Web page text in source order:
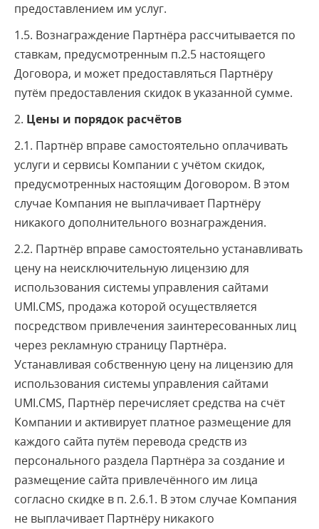
предоставлением им услуг.
1.5. Вознаграждение Партнёра рассчитывается по
ставкам, предусмотренным п.2.5 настоящего
Договора, и может предоставляться Партнёру
путём предоставления скидок в указанной сумме.
2. Цены и порядок расчётов
2.1. Партнёр вправе самостоятельно оплачивать
услуги и сервисы Компании с учётом скидок,
предусмотренных настоящим Договором. В этом
случае Компания не выплачивает Партнёру
никакого дополнительного вознаграждения.
2.2. Партнёр вправе самостоятельно устанавливать
цену на неисключительную лицензию для
использования системы управления сайтами
UMI.CMS, продажа которой осуществляется
посредством привлечения заинтересованных лиц
через рекламную страницу Партнёра.
Устанавливая собственную цену на лицензию для
использования системы управления сайтами
UMI.CMS, Партнёр перечисляет средства на счёт
Компании и активирует платное размещение для
каждого сайта путём перевода средств из
персонального раздела Партнёра за создание и
размещение сайта привлечённого им лица
согласно скидке в п. 2.6.1. В этом случае Компания
не выплачивает Партнёру никакого